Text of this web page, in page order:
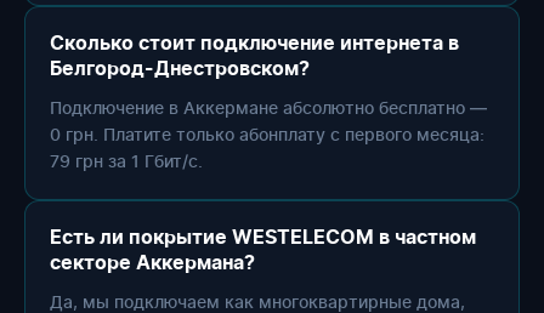
Сколько стоит подключение интернета в
Белгород-Днестровском?
Подключение в Аккермане абсолютно бесплатно —
0 грн. Платите только абонплату с первого месяца:
79 грн за 1 Гбит/с.
Есть ли покрытие WESTELECOM в частном
секторе Аккермана?
Да, мы подключаем как многоквартирные дома,